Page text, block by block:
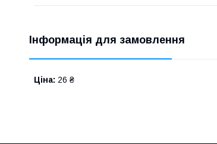
Інформація для замовлення
Ціна: 26 ₴